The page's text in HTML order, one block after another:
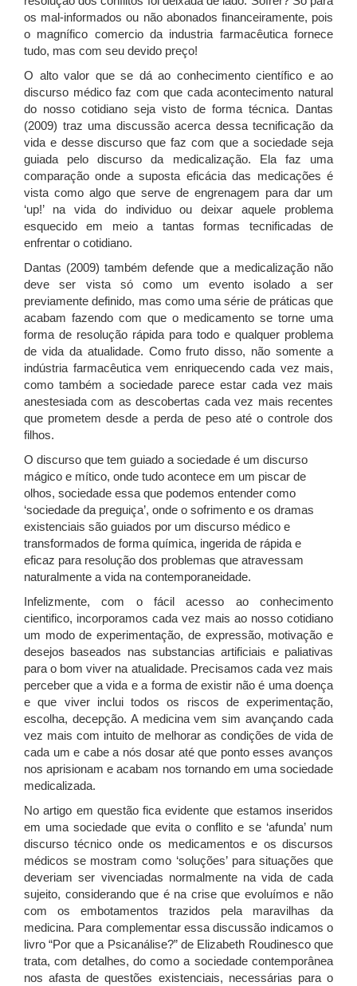
os mal-informados ou não abonados financeiramente, pois
o magnífico comercio da industria farmacêutica fornece
tudo, mas com seu devido preço!
O alto valor que se dá ao conhecimento científico e ao
discurso médico faz com que cada acontecimento natural
do nosso cotidiano seja visto de forma técnica. Dantas
(2009) traz uma discussão acerca dessa tecnificação da
vida e desse discurso que faz com que a sociedade seja
guiada pelo discurso da medicalização. Ela faz uma
comparação onde a suposta eficácia das medicações é
vista como algo que serve de engrenagem para dar um
‘up!’ na vida do individuo ou deixar aquele problema
esquecido em meio a tantas formas tecnificadas de
enfrentar o cotidiano.
Dantas (2009) também defende que a medicalização não
deve ser vista só como um evento isolado a ser
previamente definido, mas como uma série de práticas que
acabam fazendo com que o medicamento se torne uma
forma de resolução rápida para todo e qualquer problema
de vida da atualidade. Como fruto disso, não somente a
indústria farmacêutica vem enriquecendo cada vez mais,
como também a sociedade parece estar cada vez mais
anestesiada com as descobertas cada vez mais recentes
que prometem desde a perda de peso até o controle dos
filhos.
O discurso que tem guiado a sociedade é um discurso
mágico e mítico, onde tudo acontece em um piscar de
olhos, sociedade essa que podemos entender como
‘sociedade da preguiça’, onde o sofrimento e os dramas
existenciais são guiados por um discurso médico e
transformados de forma química, ingerida de rápida e
eficaz para resolução dos problemas que atravessam
naturalmente a vida na contemporaneidade.
Infelizmente, com o fácil acesso ao conhecimento
cientifico, incorporamos cada vez mais ao nosso cotidiano
um modo de experimentação, de expressão, motivação e
desejos baseados nas substancias artificiais e paliativas
para o bom viver na atualidade. Precisamos cada vez mais
perceber que a vida e a forma de existir não é uma doença
e que viver inclui todos os riscos de experimentação,
escolha, decepção. A medicina vem sim avançando cada
vez mais com intuito de melhorar as condições de vida de
cada um e cabe a nós dosar até que ponto esses avanços
nos aprisionam e acabam nos tornando em uma sociedade
medicalizada.
No artigo em questão fica evidente que estamos inseridos
em uma sociedade que evita o conflito e se ‘afunda’ num
discurso técnico onde os medicamentos e os discursos
médicos se mostram como ‘soluções’ para situações que
deveriam ser vivenciadas normalmente na vida de cada
sujeito, considerando que é na crise que evoluímos e não
com os embotamentos trazidos pela maravilhas da
medicina. Para complementar essa discussão indicamos o
livro “Por que a Psicanálise?” de Elizabeth Roudinesco que
trata, com detalhes, do como a sociedade contemporânea
nos afasta de questões existenciais, necessárias para o